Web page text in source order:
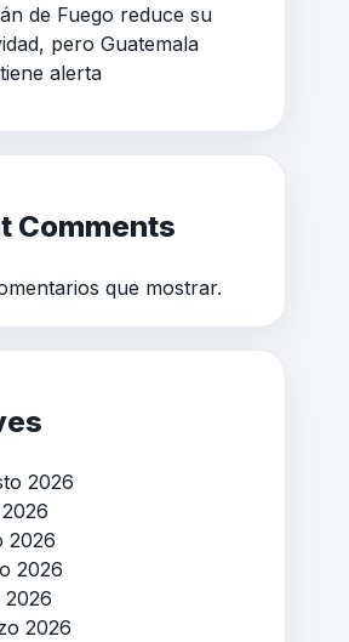
de Fuego reduce su
pero Guatemala
alerta
Comments
que mostrar.
2026
2026
2026
2026
2026